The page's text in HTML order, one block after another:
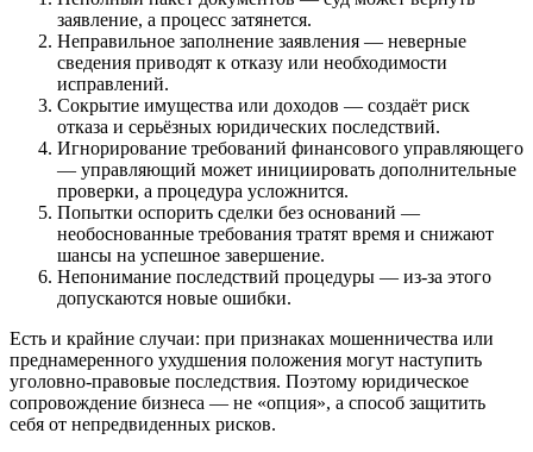
заявление, а процесс затянется.
Неправильное заполнение заявления — неверные
сведения приводят к отказу или необходимости
исправлений.
Сокрытие имущества или доходов — создаёт риск
отказа и серьёзных юридических последствий.
Игнорирование требований финансового управляющего
— управляющий может инициировать дополнительные
проверки, а процедура усложнится.
Попытки оспорить сделки без оснований —
необоснованные требования тратят время и снижают
шансы на успешное завершение.
Непонимание последствий процедуры — из-за этого
допускаются новые ошибки.
Есть и крайние случаи: при признаках мошенничества или
преднамеренного ухудшения положения могут наступить
уголовно-правовые последствия. Поэтому юридическое
сопровождение бизнеса — не «опция», а способ защитить
себя от непредвиденных рисков.